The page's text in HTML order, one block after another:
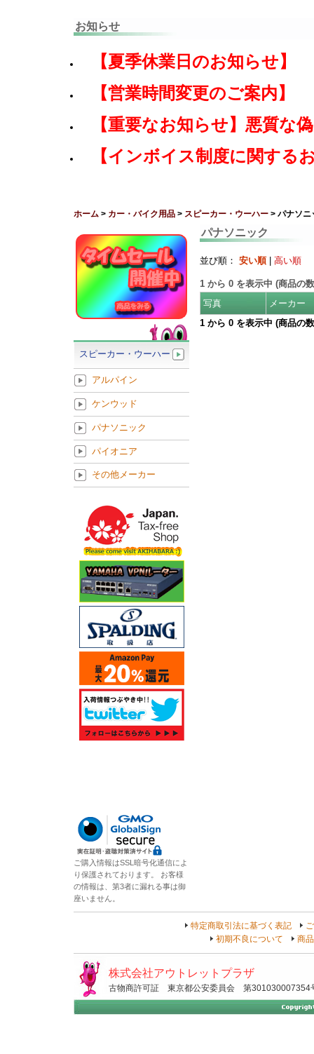
お知らせ
【夏季休業日のお知らせ】
【営業時間変更のご案内】
【重要なお知らせ】悪質な
【インボイス制度に関する
ホーム > カー・バイク用品 > スピーカー・ウーハー > パナソニ
パナソニック
並び順： 安い順| 高い順
1 から 0 を表示中 (商品の
写真
メーカー
1 から 0 を表示中 (商品の
スピーカー・ウーハー
アルパイン
ケンウッド
パナソニック
パイオニア
その他メーカー
ご購入情報はSSL暗号化通信によ
り保護されております。 お客様
の情報は、第3者に漏れる事は御
座いません。
特定商取引法に基づく表記
初期不良について
商
株式会社アウトレットプラザ
古物商許可証 東京都公安委員会 第301030007354